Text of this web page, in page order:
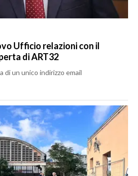
Ufficio relazioni con il
di ART32
di un unico indirizzo email